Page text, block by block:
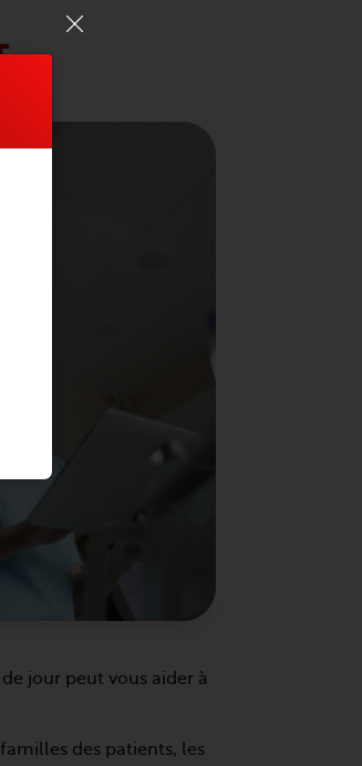
jour peut vous aider à
des patients, les